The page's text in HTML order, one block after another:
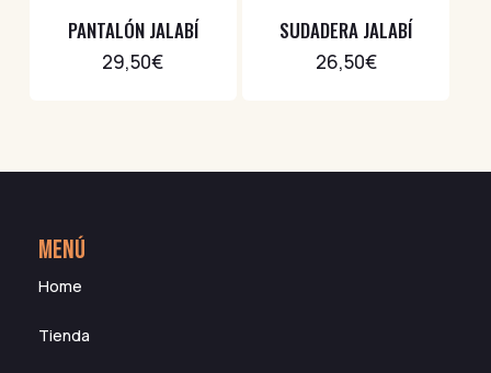
PANTALÓN JALABÍ
29,50€
SUDADERA JALABÍ
26,50€
MENÚ
Home
Tienda